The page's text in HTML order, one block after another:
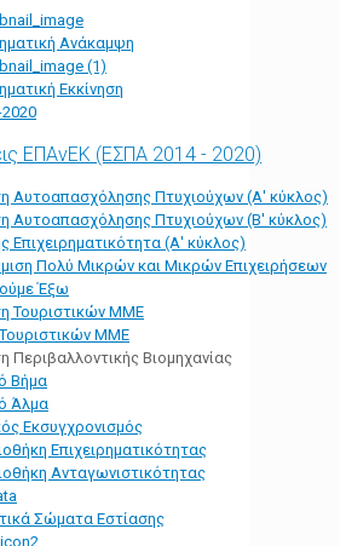
Ανάκαμψη
Εκκίνηση
ΕΠΑνΕΚ (ΕΣΠΑ 2014 - 2020)
Αυτοαπασχόλησης Πτυχιούχων (Α' κύκλος)
Αυτοαπασχόλησης Πτυχιούχων (Β' κύκλος)
Επιχειρηματικότητα (Α' κύκλος)
Πολύ Μικρών και Μικρών Επιχειρήσεων
Έξω
Τουριστικών ΜΜΕ
ΜΜΕ
Περιβαλλοντικής Βιομηχανίας
Βήμα
Άλμα
Εκσυγχρονισμός
Eπιχειρηματικότητας
Ανταγωνιστικότητας
Σώματα Εστίασης